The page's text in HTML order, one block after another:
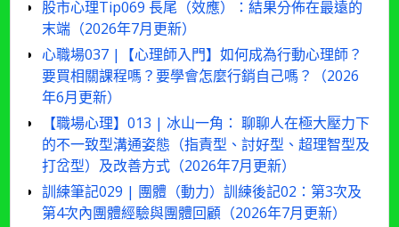
股市心理Tip069 長尾（效應）：結果分佈在最遠的
末端（2026年7月更新）
心職場037 |【心理師入門】如何成為行動心理師？
要買相關課程嗎？要學會怎麼行銷自己嗎？（2026
年6月更新）
【職場心理】013 | 冰山一角： 聊聊人在極大壓力下
的不一致型溝通姿態（指責型、討好型、超理智型及
打岔型）及改善方式（2026年7月更新）
訓練筆記029 | 團體（動力）訓練後記02：第3次及
第4次內團體經驗與團體回顧（2026年7月更新）